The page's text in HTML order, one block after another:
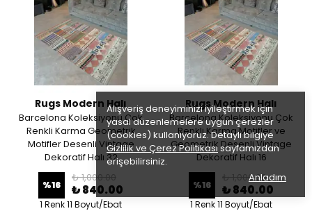
Alışveriş deneyiminizi iyileştirmek için
yasal düzenlemelere uygun çerezler
(cookies) kullanıyoruz. Detaylı bilgiye
Gizlilik ve Çerez Politikasısayfamızdan
erişebilirsiniz.
Anladım
Rugs Modern Halı
Barcelona Koleksiyonu Çok
Renkli Karma Geometrik
Motifler Desenli Vintage
Dekoratif Halı 32
%16
₺ 1,000.00
₺ 840.00
1 Renk 11 Boyut/Ebat
Rugs Modern Halı
Barcelona Koleksiyonu Çok
Renkli Karma Motifler ve
Geometrik Desenli Vintage
Dekoratif Halı 16
%16
₺ 1,000.00
₺ 840.00
1 Renk 11 Boyut/Ebat